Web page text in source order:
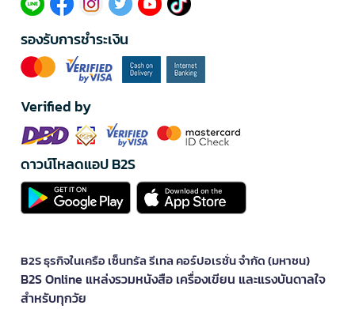
รองรับการชำระเงิน
Verified by
ดาวน์โหลดแอป B2S
B2S ธุรกิจในเครือ เซ็นทรัล รีเทล คอร์ปอเรชั่น จำกัด (มหาชน)
B2S Online แหล่งรวมหนังสือ เครื่องเขียน และแรงบันดาลใจ
สำหรับทุกวัย